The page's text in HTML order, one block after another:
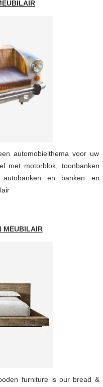
automobielthema voor uw
met motorblok, toonbanken
en banken en
MEUBILAIR
furniture is our bread &